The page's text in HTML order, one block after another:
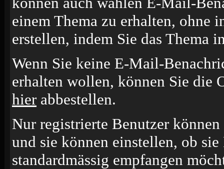
einem Thema zu erhalten, ohne
erstellen, indem Sie das Thema
Wenn Sie keine E-Mail-
erhalten wollen, können Sie die
hier abbestellen.
Nur registrierte Benutzer
und sie können einstellen, ob
standardmässig empfangen